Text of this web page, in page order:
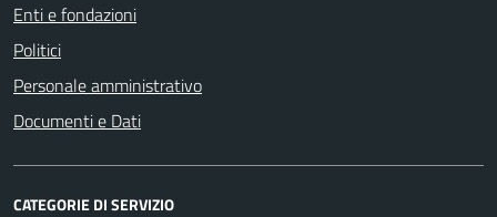
Enti e fondazioni
Politici
Personale amministrativo
Documenti e Dati
CATEGORIE DI SERVIZIO